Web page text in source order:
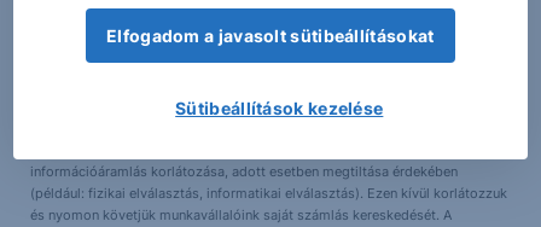
Továbbá a Társaság, annak társult vállalatai, képviselői és alkalmazottai
befektetési banki szolgáltatásokat ajánlhatnak fel a Vállalatnak. Társaságunk
elkerülése érdekében. E cél megvalósítása érdekében - többek között - ún.
információáramlás korlátozása, adott esetben megtiltása érdekében
(például: fizikai elválasztás, informatikai elválasztás). Ezen kívül korlátozzuk
és nyomon követjük munkavállalóink saját számlás kereskedését. A
Elfogadom a javasolt sütibeállításokat
Sütibeállítások kezelése